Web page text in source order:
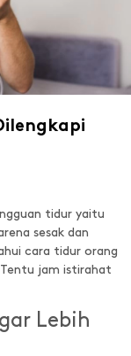
tidur yaitu
sesak dan
cara tidur orang
jam istirahat
Lebih